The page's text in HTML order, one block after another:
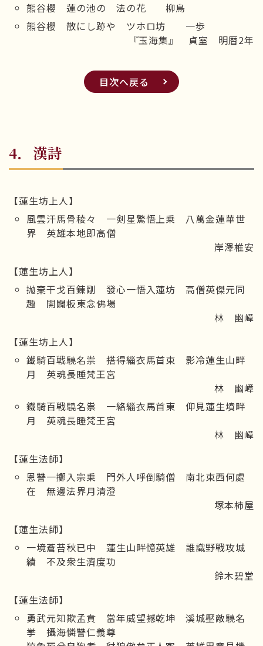
熊谷櫻 蓮の池の 法の花 柳鳥
熊谷櫻 散にし跡や ツホロ坊 一歩
『玉海集』 貞室 明暦2年
目次へ戻る
4．漢詩
【蓮生坊上人】
風雲汗馬骨稜々 一剣星驚悟上乗 八萬金蓮華世
界 英雄本地即高僧
岸澤椎安
【蓮生坊上人】
抛棄干戈百錬剛 發心一悟入蓮坊 高僧英傑元同
趣 開闢板東念佛場
林 幽嶂
【蓮生坊上人】
鐵騎百戦驍名祟 搭得緇衣馬首東 影冷蓮生山畔
月 英魂長睡梵王宮
林 幽嶂
鐵騎百戦驍名祟 一絡緇衣馬首東 仰見蓮生墳畔
月 英魂長睡梵王宮
林 幽嶂
【蓮生法師】
恩讐一擲入宗乗 門外人呼倒騎僧 南北東西何處
在 無邊法界月清澄
塚本柿屋
【蓮生法師】
一境蒼苔秋已中 蓮生山畔憶英雄 誰識野戦攻城
績 不及衆生濟度功
鈴木碧堂
【蓮生法師】
勇武元知欺孟賁 當年威望撼乾坤 溪城壓敵驍名
挙 攝海憐讐仁義尊